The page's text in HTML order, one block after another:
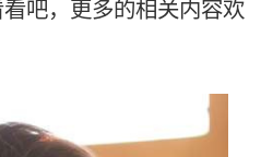
吧，更多的相关内容欢